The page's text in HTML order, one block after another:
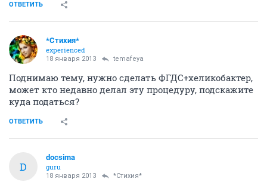
ОТВЕТИТЬ
*Стихия*
experienced
18 января 2013 temafeya
Поднимаю тему, нужно сделать ФГДС+хеликобактер,
может кто недавно делал эту процедуру, подскажите
куда податься?
ОТВЕТИТЬ
D
docsima
guru
18 января 2013 *Стихия*